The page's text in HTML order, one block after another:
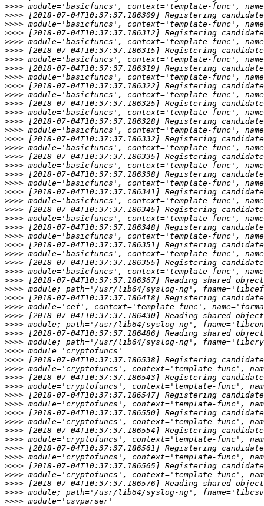
>>>>
>>>>
>>>>
>>>>
>>>>
>>>>
>>>>
>>>>
>>>>
>>>>
>>>>
>>>>
>>>>
>>>>
>>>>
>>>>
>>>>
>>>>
>>>>
>>>>
>>>>
>>>>
>>>>
>>>>
>>>>
>>>>
>>>>
>>>>
>>>>
>>>>
>>>>
>>>>
>>>>
>>>>
>>>>
>>>>
>>>>
>>>>
>>>>
>>>>
>>>>
>>>>
>>>>
>>>>
>>>>
>>>>
>>>>
>>>>
>>>>
>>>>
>>>>
>>>>
>>>>
>>>>
>>>>
>>>>
>>>>